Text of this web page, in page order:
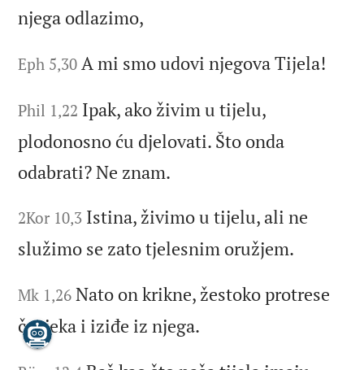
njega odlazimo,
Eph 5,30 A mi smo udovi njegova Tijela!
Phil 1,22 Ipak, ako živim u tijelu,
plodonosno ću djelovati. Što onda
odabrati? Ne znam.
2Kor 10,3 Istina, živimo u tijelu, ali ne
služimo se zato tjelesnim oružjem.
Mk 1,26 Nato on krikne, žestoko protrese
čovjeka i iziđe iz njega.